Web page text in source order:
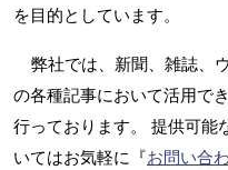
を目的としています。
弊社では、新聞、雑誌、
の各種記事において活用で
行っております。 提供可能
いてはお気軽に『お問い合